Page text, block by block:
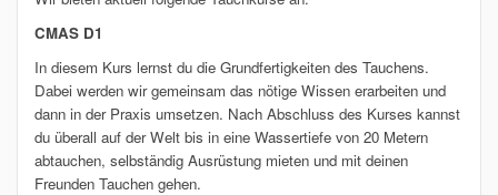
CMAS D1
In diesem Kurs lernst du die Grundfertigkeiten des Tauchens.
Dabei werden wir gemeinsam das nötige Wissen erarbeiten und
dann in der Praxis umsetzen. Nach Abschluss des Kurses kannst
du überall auf der Welt bis in eine Wassertiefe von 20 Metern
abtauchen, selbständig Ausrüstung mieten und mit deinen
Freunden Tauchen gehen.